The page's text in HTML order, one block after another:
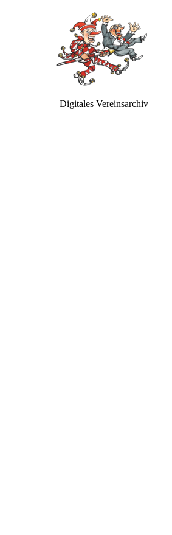
Digitales Vereinsarchiv